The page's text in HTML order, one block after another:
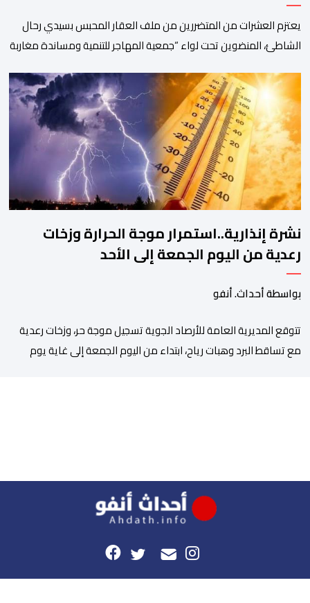
يعتزم العشرات من المتضررين من ملف العقار المحبس بسيدي رحال
الشاطئ، المنضوين تحت لواء “جمعية المهاجر للتنمية ومساندة مغاربة
أمام الملحقة الإدارية لوزارة الأوقاف والشؤون الإسلامية بحي حسان
بالرباط، وذلك للمطالبة بتسوية هذا الملف الذي ظل عالقا لسنوات
طويلة وأثار استياء واسعا في صفوف أبناء […]
نشرة إنذارية..استمرار موجة الحرارة وزخات
رعدية من اليوم الجمعة إلى الأحد
بواسطة أحداث. أنفو
تتوقع المديرية العامة للأرصاد الجوية تسجيل موجة حر، وزخات رعدية
مع تساقط البرد وهبات رياح، ابتداء من اليوم الجمعة إلى غاية يوم